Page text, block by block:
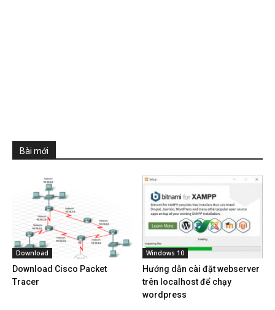
Bài mới
Download
Download Cisco Packet
Tracer
Windows 10
Hướng dẫn cài đặt webserver
trên localhost để chạy
wordpress